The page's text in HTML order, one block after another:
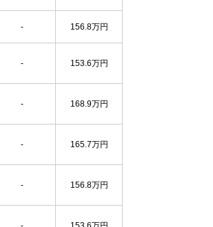
- 156.8万円
- 153.6万円
- 168.9万円
- 165.7万円
- 156.8万円